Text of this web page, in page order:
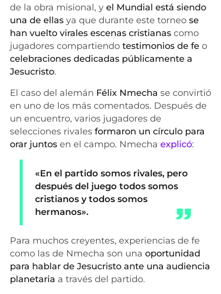
de la obra misional, y el Mundial está siendo
una de ellas ya que durante este torneo se
han vuelto virales escenas cristianas como
jugadores compartiendo testimonios de fe o
celebraciones dedicadas públicamente a
Jesucristo.
El caso del alemán Félix Nmecha se convirtió
en uno de los más comentados. Después de
un encuentro, varios jugadores de
selecciones rivales formaron un círculo para
orar juntos en el campo. Nmecha explicó:
«En el partido somos rivales, pero
después del juego todos somos
cristianos y todos somos
hermanos».
Para muchos creyentes, experiencias de fe
como las de Nmecha son una oportunidad
para hablar de Jesucristo ante una audiencia
planetaria a través del partido.